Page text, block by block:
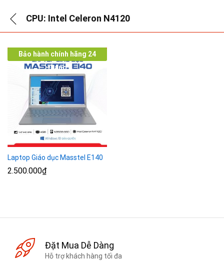
CPU: Intel Celeron N4120
Bảo hành chính hãng 24
tháng
Laptop Giáo dục Masstel E140
2.500.000₫
Đặt Mua Dễ Dàng
Hỗ trợ khách hàng tối đa